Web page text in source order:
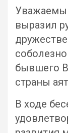
выразил
бывшего
страны
В ходе